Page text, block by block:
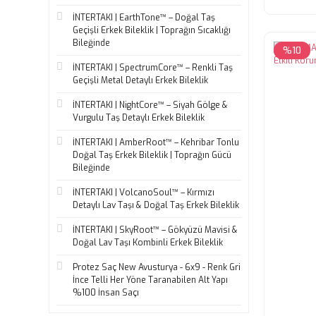
İNTERTAKI | EarthTone™ – Doğal Taş
Geçişli Erkek Bileklik | Toprağın Sıcaklığı
Bileğinde
İNTERTAKI | SpectrumCore™ – Renkli Taş
Geçişli Metal Detaylı Erkek Bileklik
İNTERTAKI | NightCore™ – Siyah Gölge &
Vurgulu Taş Detaylı Erkek Bileklik
İNTERTAKI | AmberRoot™ – Kehribar Tonlu
Doğal Taş Erkek Bileklik | Toprağın Gücü
Bileğinde
İNTERTAKI | VolcanoSoul™ – Kırmızı
Detaylı Lav Taşı & Doğal Taş Erkek Bileklik
İNTERTAKI | SkyRoot™ – Gökyüzü Mavisi &
Doğal Lav Taşı Kombinli Erkek Bileklik
Protez Saç New Avusturya - 6x9 - Renk Gri
İnce Telli Her Yöne Taranabilen Alt Yapı
%100 İnsan Saçı
%10